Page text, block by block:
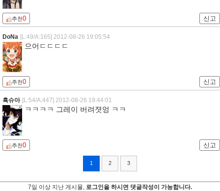
추천0 신고
DoNa [L:49/A:165] 2012-08-26 19:05:54
으어ㄷㄷㄷㄷ
추천0 신고
흑슈아 [L:54/A:447] 2012-08-26 19:44:01
ㅋㅋㅋㅋ 그레이 버려졋엉 ㅋㅋ
추천0 신고
1 2 3
7일 이상 지난 게시물, 로그인을 하시면 댓글작성이 가능합니다.